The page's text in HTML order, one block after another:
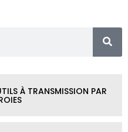
À TRANSMISSION PAR